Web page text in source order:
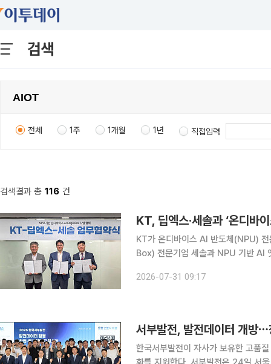
검색
전체 1주 1개월 1년 직접입력
검색결과 총 116 건
KT, 딥엑스·세솔과 ‘온디
KT가 온디바이스 AI 반도체(NPU)
Box) 전문기업 세솔과 NPU 기반 AI
‘NPU 기반 온디바이스 AIoT 사업 협
2026-07-31 09:17
서부발전, 발전데이터 개방
한국서부발전이 자사가 보유한 고품